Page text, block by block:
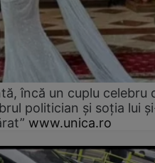
încă un cuplu celebru
politician și soția lui
www.unica.ro